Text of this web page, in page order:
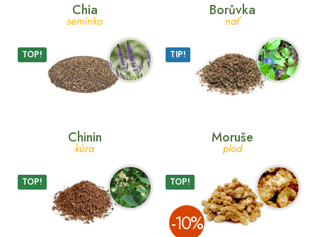
Chia
semínko
TOP!
Borůvka
nať
TIP!
Chinin
kůra
TOP!
Moruše
plod
TOP!
­-10%